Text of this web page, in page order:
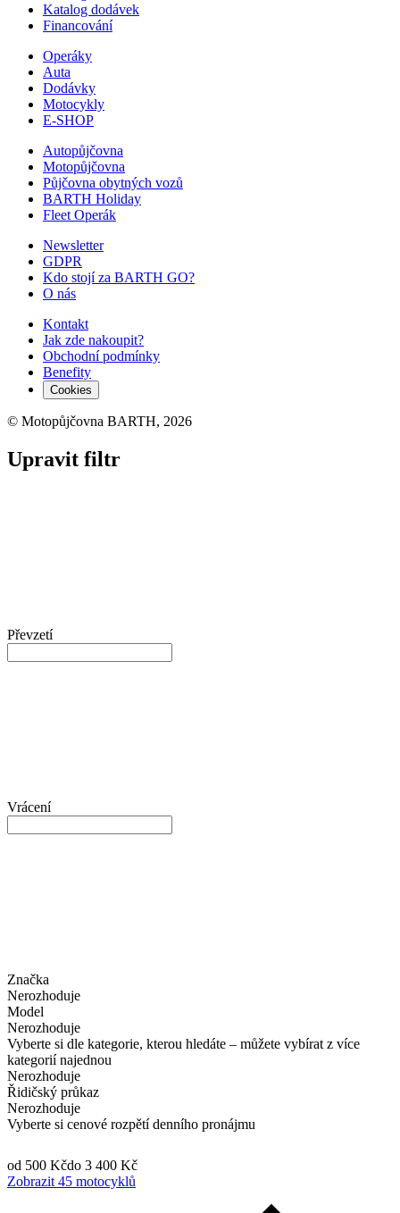
Katalog dodávek
Financování
Operáky
Auta
Dodávky
Motocykly
E-SHOP
Autopůjčovna
Motopůjčovna
Půjčovna obytných vozů
BARTH Holiday
Fleet Operák
Newsletter
GDPR
Kdo stojí za BARTH GO?
O nás
Kontakt
Jak zde nakoupit?
Obchodní podmínky
Benefity
Cookies
© Motopůjčovna BARTH, 2026
Upravit filtr
Převzetí
Vrácení
Značka
Nerozhoduje
Model
Nerozhoduje
Vyberte si dle kategorie, kterou hledáte – můžete vybírat z více
kategorií najednou
Nerozhoduje
Řidičský průkaz
Nerozhoduje
Vyberte si cenové rozpětí denního pronájmu
od 500 Kčdo 3 400 Kč
Zobrazit 45 motocyklů